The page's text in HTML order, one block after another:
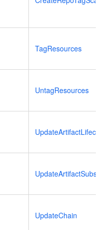
TagResources
UntagResources
UpdateChain